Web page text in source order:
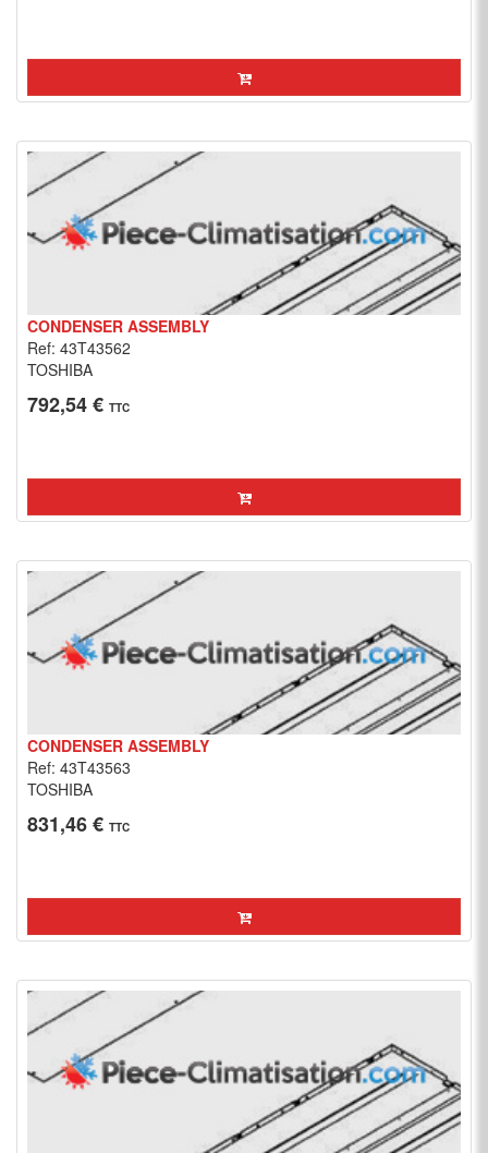
CONDENSER ASSEMBLY
Ref: 43T43562
TOSHIBA
792,54 € TTC
CONDENSER ASSEMBLY
Ref: 43T43563
TOSHIBA
831,46 € TTC